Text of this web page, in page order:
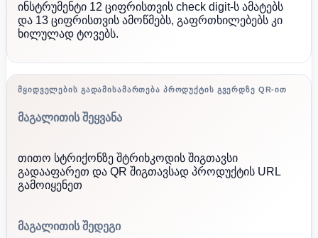
ინსტრუმენტი 12 ციფრისთვის check digit-ს ამატებს
და 13 ციფრისთვის ამოწმებს, გაფრთხილებებს კი
ხილულად ტოვებს.
ᲛᲧᲘᲓᲕᲔᲚᲔᲑᲘᲡ ᲒᲐᲓᲐᲛᲘᲡᲐᲛᲐᲠᲗᲔᲑᲐ ᲞᲠᲝᲓᲣᲥᲢᲘᲡ ᲒᲕᲔᲠᲓᲖᲔ QR-ᲘᲗ
მაგალითის შეყვანა
თითო სტრიქონზე შტრიხკოდის შიგთავსი
გადააფარეთ და QR შიგთავსად პროდუქტის URL
გამოიყენეთ
მაგალითის შედეგი